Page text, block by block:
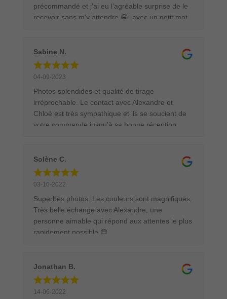
précommandé et j’ai eu l’agréable surprise de le
recevoir sans m’y attendre 😁, avec un petit mot
créateurs. Je recommande ce livre pour tous les
passionnés de nature et de photographie
animalière.
Sabine N.
04-09-2023
Photos splendides et qualité de tirage
irréprochable. Le contact avec Alexandre et
Chloé est très sympathique et ils se soucient de
votre commande jusqu'à sa bonne réception.
américaine. Le tableau était parfaitement protégé
pour son transport. Ce sera avec un grand plaisir
et en toute confiance que je commanderai
Solène C.
03-10-2022
Superbes photos. Les couleurs sont magnifiques.
Très belle échange avec Alexandre, une
personne aimable qui répond aux attentes le plus
rapidement possible 😊
Jonathan B.
14-06-2022